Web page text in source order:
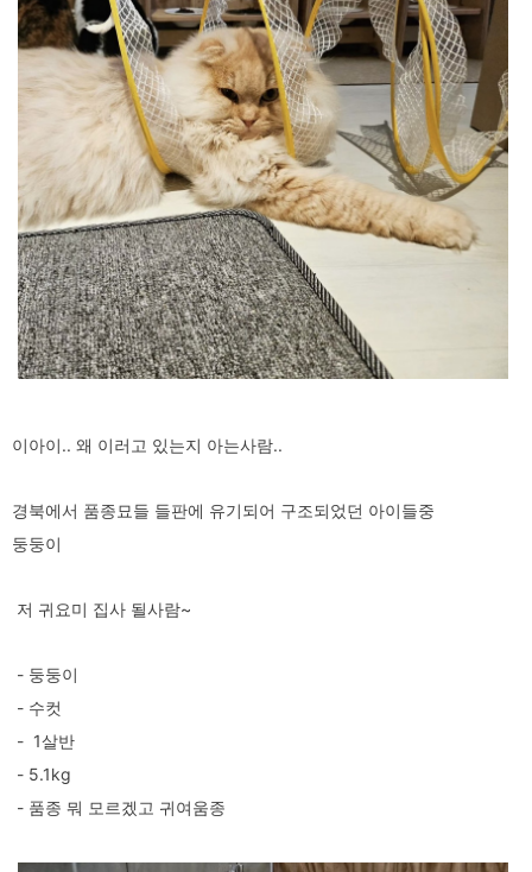
이아이.. 왜 이러고 있는지 아는사람..
경북에서 품종묘들 들판에 유기되어 구조되었던 아이들중
둥둥이
저 귀요미 집사 될사람~
- 둥둥이
- 수컷
- 1살반
- 5.1kg
- 품종 뭐 모르겠고 귀여움종